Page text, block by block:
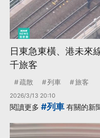
日東急東橫、港未來
千旅客
疏散 列車 旅客
2026/3/13 20:10
閱讀更多 #列車 有關的新